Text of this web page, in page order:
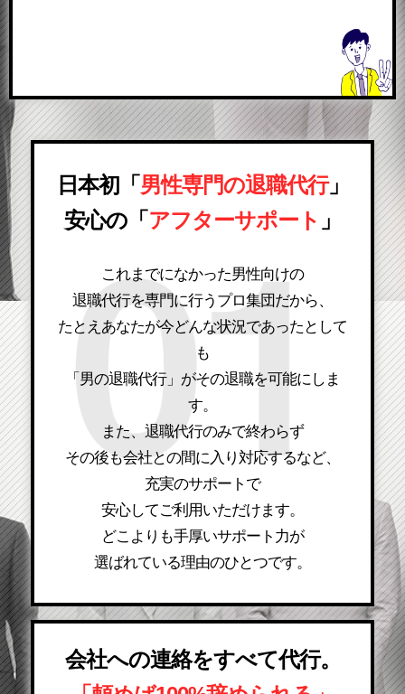
日本初「男性専門の退職代行」
安心の「アフターサポート 」
これまでになかった男性向けの
退職代行を専門に行うプロ集団だから、
たとえあなたが今どんな状況であったとして
も
「男の退職代行」がその退職を可能にしま
す。
また、退職代行のみで終わらず
その後も会社との間に入り対応するなど、
充実のサポートで
安心してご利用いただけます。
どこよりも手厚いサポート力が
選ばれている理由のひとつです。
会社への連絡をすべて代行。